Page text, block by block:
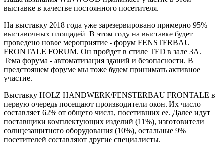
выставке в качестве постоянного посетителя.
На выставку 2018 года уже зарезервировано примерно 95%
выставочных площадей. В этом году на выставке будет
проведено новое мероприятие - форум FENSTERBAU
FRONTALE FORUM. Он пройдет в стиле TED в зале 3А.
Тема форума - автоматизация зданий и безопасности. В
предстоящем форуме мы тоже будем принимать активное
участие.
Выставку HOLZ HANDWERK/FENSTERBAU FRONTALE в
первую очередь посещают производители окон. Их число
составляет 62% от общего числа, посетивших ее. Далее идут
поставщики комплектующих изделий (11%), изготовители
солнцезащитного оборудования (10%), остальные 9%
посетителей составляют другие специалисты.